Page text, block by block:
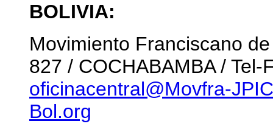
BOLIVIA:
Movimiento Franciscano
827 / COCHABAMBA /
oficinacentral@Movfra-
Bol.org